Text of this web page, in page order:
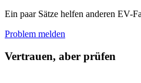
Ein paar Sätze helfen anderen EV-
Problem melden
Vertrauen, aber prüfen